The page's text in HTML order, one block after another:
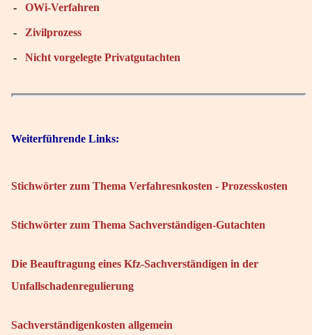
- OWi-Verfahren
- Zivilprozess
- Nicht vorgelegte Privatgutachten
Weiterführende Links:
Stichwörter zum Thema Verfahresnkosten - Prozesskosten
Stichwörter zum Thema Sachverständigen-Gutachten
Die Beauftragung eines Kfz-Sachverständigen in der
Unfallschadenregulierung
Sachverständigenkosten allgemein